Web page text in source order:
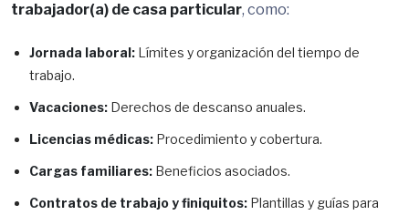
trabajador(a) de casa particular, como:
Jornada laboral: Límites y organización del tiempo de
trabajo.
Vacaciones: Derechos de descanso anuales.
Licencias médicas: Procedimiento y cobertura.
Cargas familiares: Beneficios asociados.
Contratos de trabajo y finiquitos: Plantillas y guías para